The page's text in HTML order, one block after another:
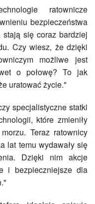
ratownicze
bezpieczeństwa
się coraz bardziej
Czy wiesz, że dzięki
możliwe jest
o połowę? To jak
uratować życie."
specjalistyczne statki
które zmieniły
Teraz ratownicy
lat temu wydawały się
Dzięki nim akcje
i bezpieczniejsze dla